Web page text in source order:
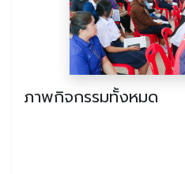
ภาพกิจกรรมทั้งหมด